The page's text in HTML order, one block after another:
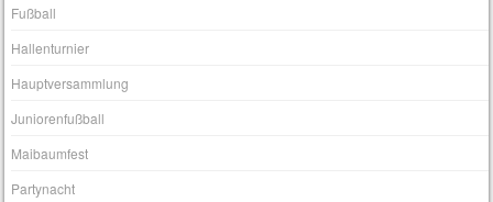
Fußball
Hallenturnier
Hauptversammlung
Juniorenfußball
Maibaumfest
Partynacht